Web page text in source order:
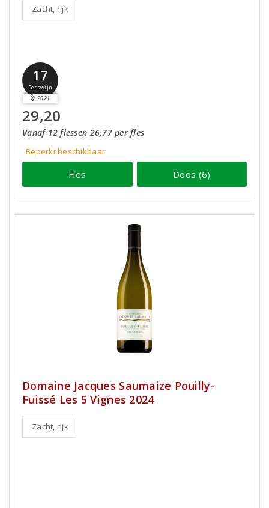
Zacht, rijk
17
Perswijn
2021
29,20
Vanaf 12 flessen 26,77 per fles
Beperkt beschikbaar
Fles Doos (6)
Domaine Jacques Saumaize Pouilly-
Fuissé Les 5 Vignes 2024
Zacht, rijk